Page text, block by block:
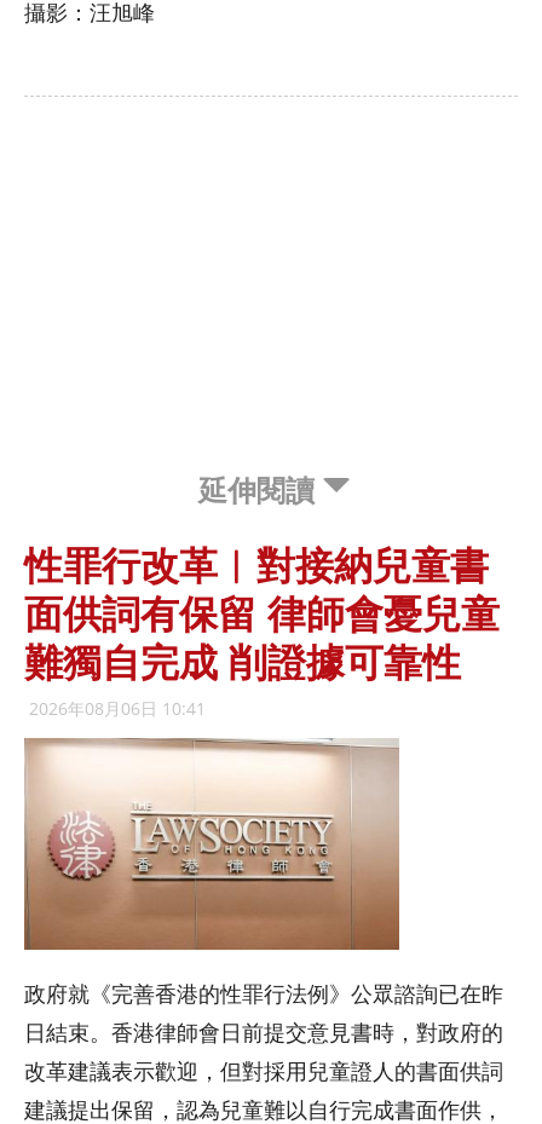
攝影：汪旭峰
延伸閱讀
性罪行改革︱對接納兒童書
面供詞有保留 律師會憂兒童
難獨自完成 削證據可靠性
2026年08月06日 10:41
政府就《完善香港的性罪行法例》公眾諮詢已在昨
日結束。香港律師會日前提交意見書時，對政府的
改革建議表示歡迎，但對採用兒童證人的書面供詞
建議提出保留，認為兒童難以自行完成書面作供，